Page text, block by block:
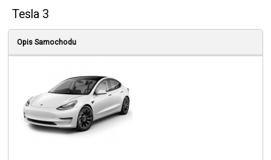
Tesla 3
Opis Samochodu